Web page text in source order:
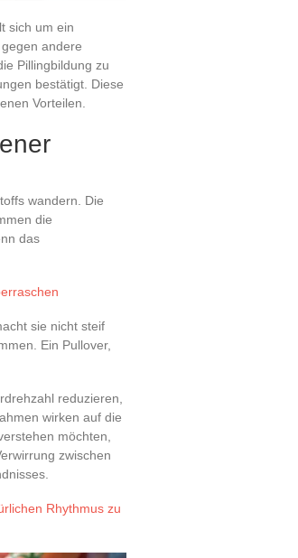
sich um ein
andere
Pillingbildung zu
bestätigt. Diese
Vorteilen.
wandern. Die
die
das
sie nicht steif
Ein Pullover,
reduzieren,
wirken auf die
möchten,
zwischen
Rhythmus zu